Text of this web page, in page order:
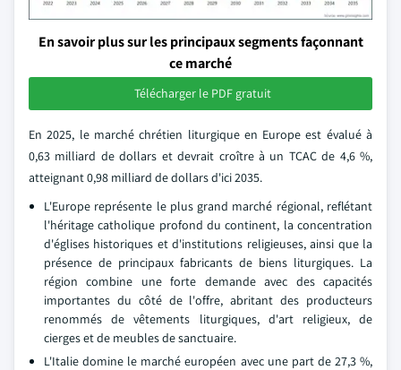
En savoir plus sur les principaux segments façonnant
ce marché
Télécharger le PDF gratuit
En 2025, le marché chrétien liturgique en Europe est évalué à
0,63 milliard de dollars et devrait croître à un TCAC de 4,6 %,
atteignant 0,98 milliard de dollars d'ici 2035.
L'Europe représente le plus grand marché régional, reflétant
l'héritage catholique profond du continent, la concentration
d'églises historiques et d'institutions religieuses, ainsi que la
présence de principaux fabricants de biens liturgiques. La
région combine une forte demande avec des capacités
importantes du côté de l'offre, abritant des producteurs
renommés de vêtements liturgiques, d'art religieux, de
cierges et de meubles de sanctuaire.
L'Italie domine le marché européen avec une part de 27,3 %,